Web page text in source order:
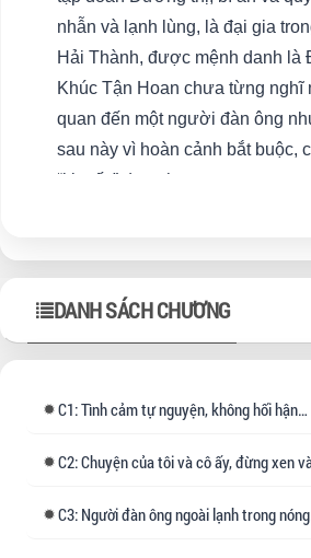
nhẫn và lạnh lùng, là đại gia
Hải Thành, được mệnh danh
Khúc Tận Hoan chưa từng nghĩ
quan đến một người đàn ông
sau này vì hoàn cảnh bắt buộc,
“kim ốc” do anh tạo ra.
nữ sinh, thỉnh thoảng còn trêu
anh chỉ cười xòa.
“Kim ốc tàng kiều” là chuyện
Ban đầu cô miễn cưỡng, nhưng
chóng trưởng thành.
Cô luôn tỉnh táo nhận ra khoảng
DANH SÁCH CHƯƠNG
1: Tình cảm tự nguyện, không hối hận…
2: Chuyện của tôi và cô ấy, đừng xen
3: Người đàn ông ngoài lạnh trong